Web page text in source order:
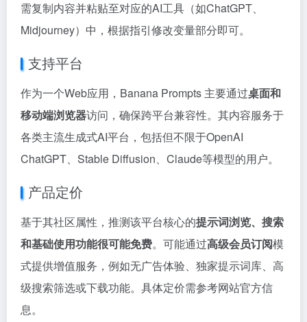
需复制内容并粘贴至对应的AI工具（如ChatGPT、
Midjourney）中，根据指引修改变量部分即可。
支持平台
作为一个Web应用，Banana Prompts 主要通过桌面和
移动端浏览器访问，确保跨平台兼容性。其内容服务于
各类主流生成式AI平台，包括但不限于OpenAI
ChatGPT、Stable Diffusion、Claude等模型的用户。
产品定价
基于其社区属性，推测该平台核心的提示词浏览、搜索
和基础使用功能很可能免费。可能通过高级会员订阅模
式提供增值服务，例如无广告体验、独家提示词库、高
级搜索筛选或下载功能。具体定价需参考网站官方信
息。